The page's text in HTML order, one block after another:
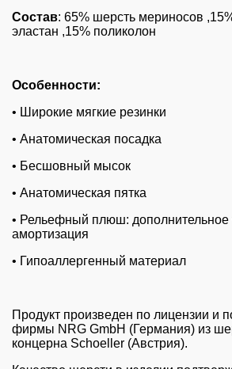
Состав: 65% шерсть мериносов
эластан ,15% поликолон
Особенности:
• Широкие мягкие резинки
• Анатомическая посадка
• Бесшовный мысок
• Анатомическая пятка
• Рельефный плюш: дополнительное
амортизация
• Гипоаллергенный материал
Продукт произведен по лицензии и
фирмы NRG GmbH (Германия) из
концерна Schoeller (Австрия).